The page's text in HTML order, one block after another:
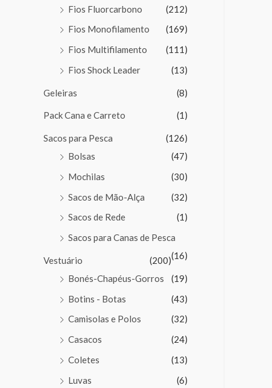
Fios Fluorcarbono
(212)
Fios Monofilamento
(169)
Fios Multifilamento
(111)
Fios Shock Leader
(13)
Geleiras (8)
Pack Cana e Carreto (1)
Sacos para Pesca
(126)
Bolsas
(47)
Mochilas
(30)
Sacos de Mão-Alça
(32)
Sacos de Rede
(1)
Sacos para Canas de Pesca
(16)
Vestuário
(200)
Bonés-Chapéus-Gorros
(19)
Botins - Botas
(43)
Camisolas e Polos
(32)
Casacos
(24)
Coletes
(13)
Luvas
(6)